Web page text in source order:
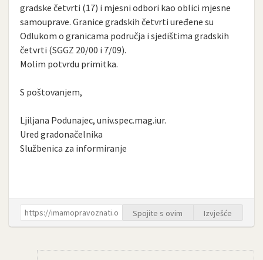
gradske četvrti (17) i mjesni odbori kao oblici mjesne
samouprave. Granice gradskih četvrti uređene su
Odlukom o granicama područja i sjedištima gradskih
četvrti (SGGZ 20/00 i 7/09).
Molim potvrdu primitka.
S poštovanjem,
Ljiljana Podunajec, univ.spec.mag.iur.
Ured gradonačelnika
Službenica za informiranje
Spojite s ovim Izvješće